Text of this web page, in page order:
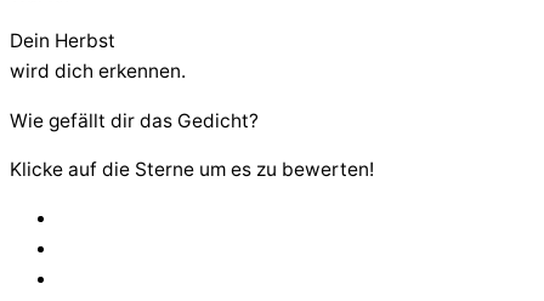
Dein Herbst
wird dich erkennen.
Wie gefällt dir das Gedicht?
Klicke auf die Sterne um es zu bewerten!